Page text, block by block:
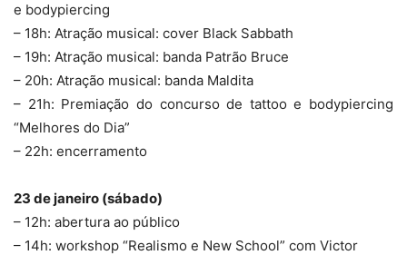
e bodypiercing
– 18h: Atração musical: cover Black Sabbath
– 19h: Atração musical: banda Patrão Bruce
– 20h: Atração musical: banda Maldita
– 21h: Premiação do concurso de tattoo e bodypiercing
“Melhores do Dia”
– 22h: encerramento
23 de janeiro (sábado)
– 12h: abertura ao público
– 14h: workshop “Realismo e New School” com Victor